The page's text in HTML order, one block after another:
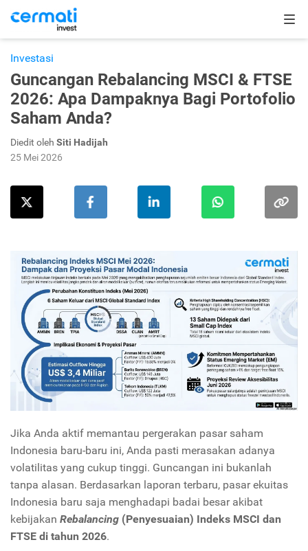
Investasi
Guncangan Rebalancing MSCI & FTSE
2026: Apa Dampaknya Bagi Portofolio
Saham Anda?
Diedit oleh Siti Hadijah
25 Mei 2026
Jika Anda aktif memantau pergerakan pasar saham
Indonesia baru-baru ini, Anda pasti merasakan adanya
volatilitas yang cukup tinggi. Guncangan ini bukanlah
tanpa alasan. Berdasarkan laporan terbaru, pasar ekuitas
Indonesia baru saja menghadapi badai besar akibat
kebijakan Rebalancing (Penyesuaian) Indeks MSCI dan
FTSE di tahun 2026.